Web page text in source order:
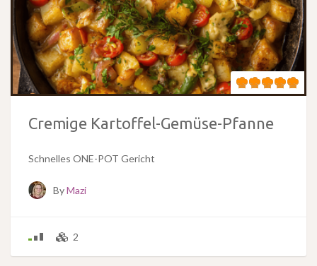
Cremige Kartoffel-Gemüse-Pfanne
Schnelles ONE-POT Gericht
ByMazi
2